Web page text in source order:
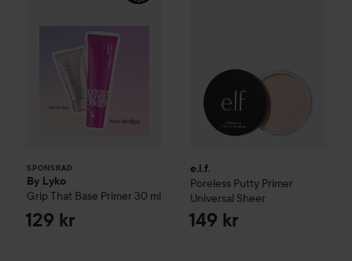
SPONSRAD
By Lyko
Grip That Base Primer 30 ml
129 kr
e.l.f.
Poreless Putty Primer
Universal Sheer
149 kr